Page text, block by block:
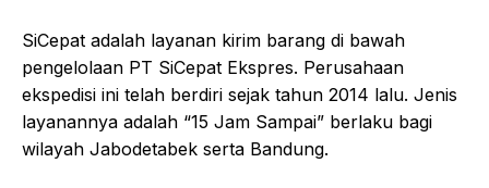
SiCepat adalah layanan kirim barang di bawah
pengelolaan PT SiCepat Ekspres. Perusahaan
ekspedisi ini telah berdiri sejak tahun 2014 lalu. Jenis
layanannya adalah “15 Jam Sampai” berlaku bagi
wilayah Jabodetabek serta Bandung.